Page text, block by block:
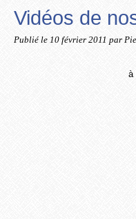
Vidéos de
Publié le 10 février 2011 par
à